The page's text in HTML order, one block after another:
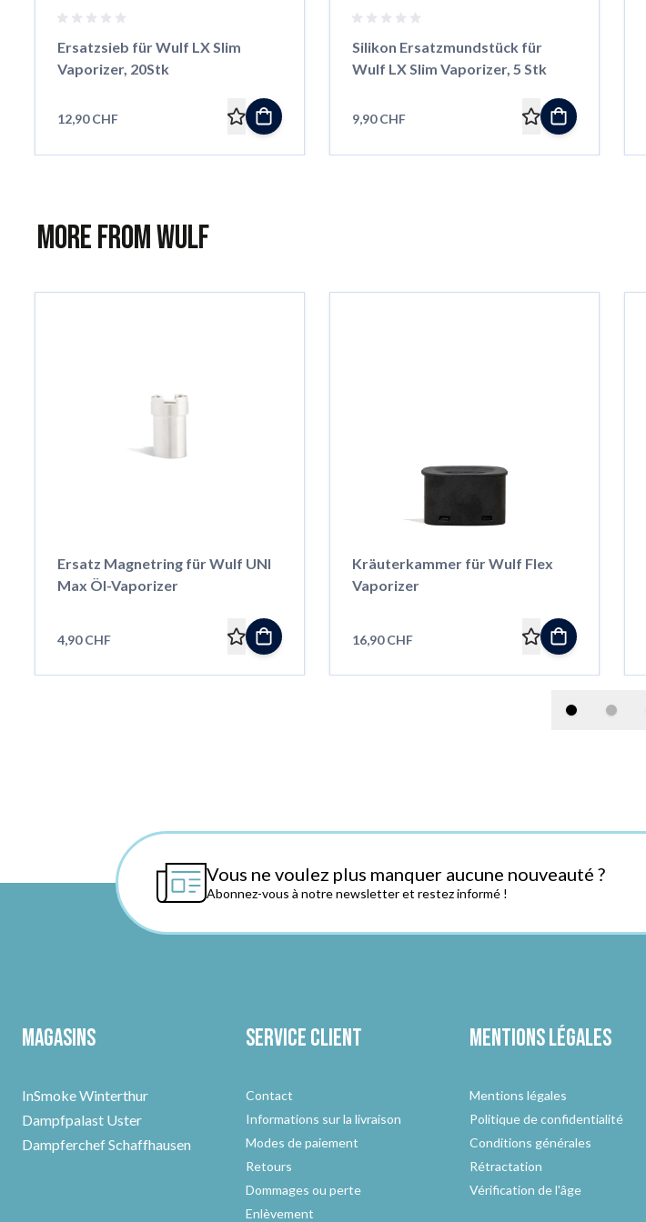
Ersatzsieb für Wulf LX Slim
Vaporizer, 20Stk
12,90 CHF
Silikon Ersatzmundstück für
Wulf LX Slim Vaporizer, 5 Stk
9,90 CHF
More from Wulf
Ersatz Magnetring für Wulf UNI
Max Öl-Vaporizer
4,90 CHF
Kräuterkammer für Wulf Flex
Vaporizer
16,90 CHF
Vous ne voulez plus manquer aucune nouveauté ?
Abonnez-vous à notre newsletter et restez informé !
Magasins
InSmoke Winterthur
Dampfpalast Uster
Dampferchef Schaffhausen
Service client
Contact
Informations sur la livraison
Modes de paiement
Retours
Dommages ou perte
Enlèvement
Mentions légales
Mentions légales
Politique de confidentialité
Conditions générales
Rétractation
Vérification de l'âge